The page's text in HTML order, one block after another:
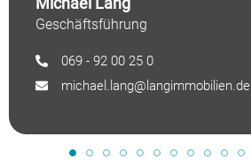
Geschäftsführung
069 - 92 00 25 0
michael.lang@langimmobilien.de